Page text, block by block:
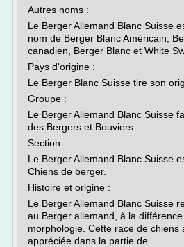
Autres noms :
Le Berger Allemand Blanc Suisse
nom de Berger Blanc Américain,
canadien, Berger Blanc et White
Pays d'origine :
Le Berger Blanc Suisse tire son
Groupe :
Le Berger Allemand Blanc Suisse
des Bergers et Bouviers.
Section :
Le Berger Allemand Blanc Suisse
Chiens de berger.
Histoire et origine :
Le Berger Allemand Blanc Suisse
au Berger allemand, à la
morphologie. Cette race de chiens
appréciée dans la partie de...